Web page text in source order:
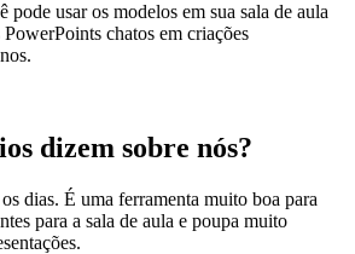
pode usar os modelos em sua sala de aula
chatos em criações
dizem sobre nós?
dias. É uma ferramenta muito boa para
para a sala de aula e poupa muito